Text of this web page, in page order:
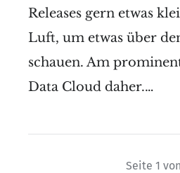
Releases gern etwas
Luft, um etwas über
schauen. Am
Data Cloud daher.…
Seite 1